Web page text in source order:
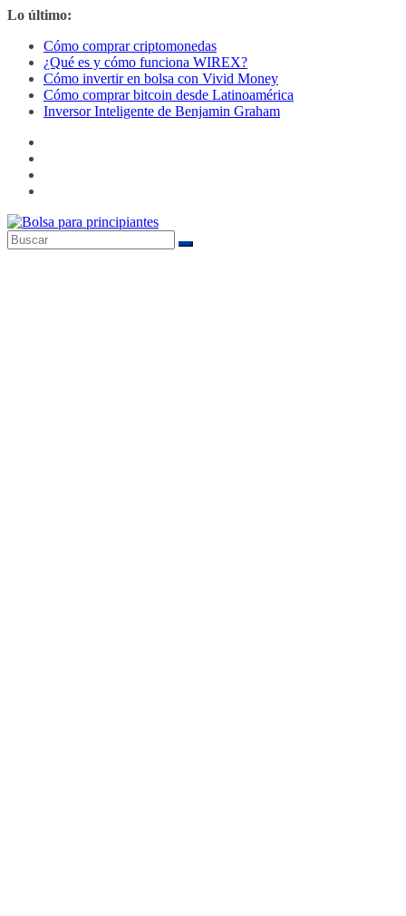
Saltar
contenido
Lo último:
Cómo comprar criptomonedas
¿Qué es y cómo funciona WIREX?
Cómo invertir en bolsa con Vivid Money
Cómo comprar bitcoin desde Latinoamérica
Inversor Inteligente de Benjamin Graham